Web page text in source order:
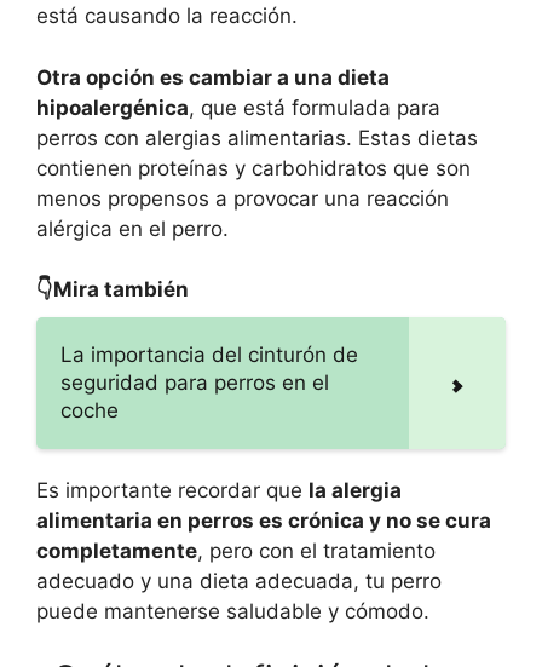
está causando la reacción.
Otra opción es cambiar a una dieta
hipoalergénica, que está formulada para
perros con alergias alimentarias. Estas dietas
contienen proteínas y carbohidratos que son
menos propensos a provocar una reacción
alérgica en el perro.
👇Mira también
La importancia del cinturón de
seguridad para perros en el
coche
Es importante recordar que la alergia
alimentaria en perros es crónica y no se cura
completamente, pero con el tratamiento
adecuado y una dieta adecuada, tu perro
puede mantenerse saludable y cómodo.